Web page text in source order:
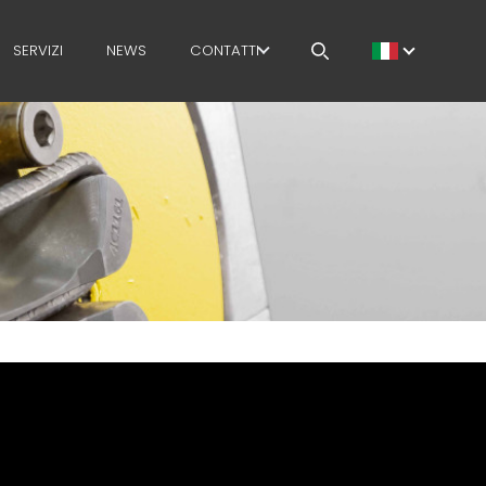
SERVIZI NEWS CONTATTI
LAVORA CON NOI
MEP NEL MONDO
RETE DI VENDITA